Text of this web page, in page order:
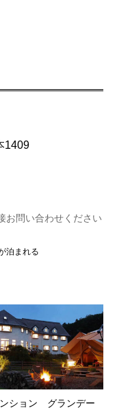
1409
お問い合わせください
泊まれる
ション グランデー